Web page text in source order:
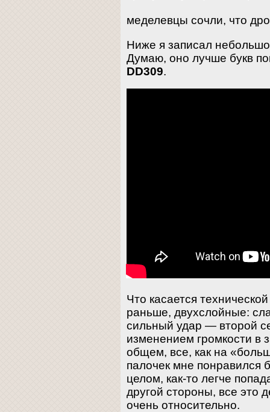
меделевцы сочли, что
Ниже я записал
Думаю, оно лучше букв
DD309.
Что касается
раньше, двухслойные:
сильный удар — второй
изменением громкости в
общем, все, как на
палочек мне понравился
целом, как-то легче
другой стороны, все это
очень относительно.